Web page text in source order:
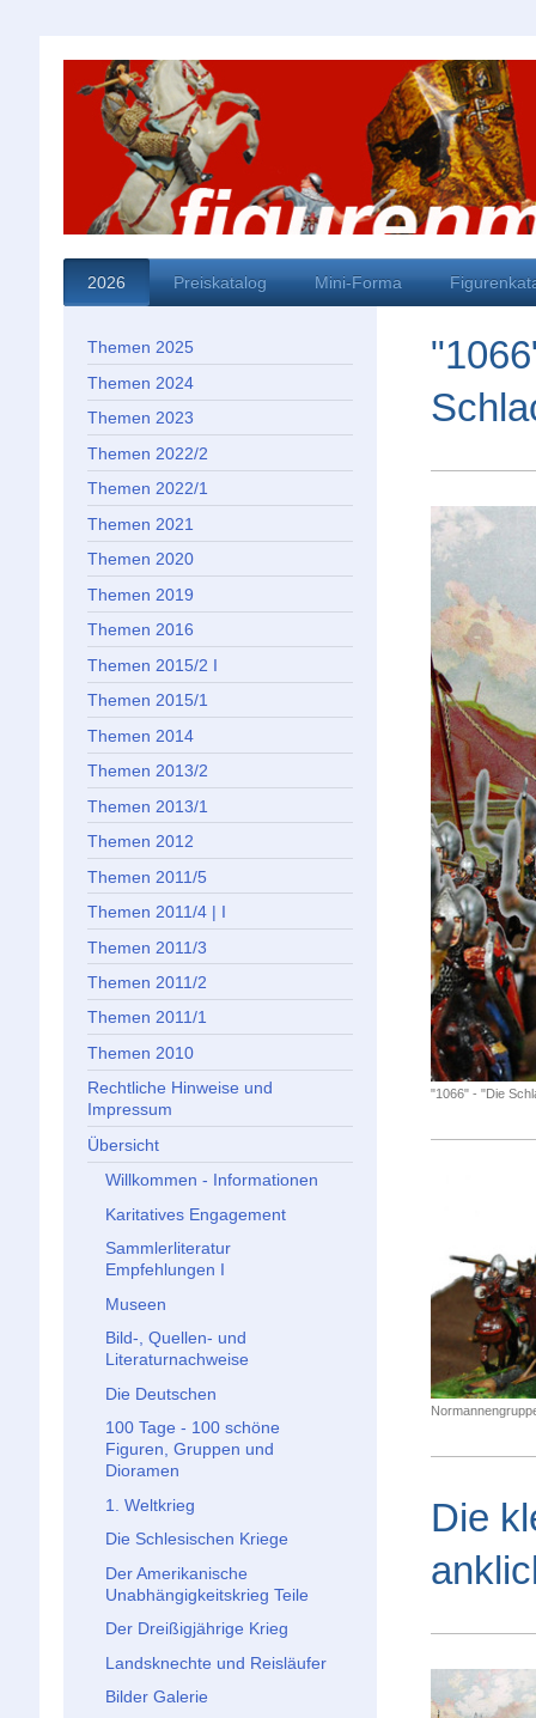
2026 Preiskatalog Mini-Forma
"1066" - "Die
Die
Themen 2025
Themen 2024
Themen 2023
Themen 2022/2
Themen 2022/1
Themen 2021
Themen 2020
Themen 2019
Themen 2016
Themen 2015/2 I
Themen 2015/1
Themen 2014
Themen 2013/2
Themen 2013/1
Themen 2012
Themen 2011/5
Themen 2011/4 | I
Themen 2011/3
Themen 2011/2
Themen 2011/1
Themen 2010
Rechtliche Hinweise und
Impressum
Übersicht
Willkommen - Informationen
Karitatives Engagement
Sammlerliteratur
Empfehlungen I
Museen
Bild-, Quellen- und
Literaturnachweise
Die Deutschen
100 Tage - 100 schöne
Figuren, Gruppen und
Dioramen
1. Weltkrieg
Die Schlesischen Kriege
Der Amerikanische
Unabhängigkeitskrieg Teile
Der Dreißigjährige Krieg
Landsknechte und Reisläufer
Bilder Galerie